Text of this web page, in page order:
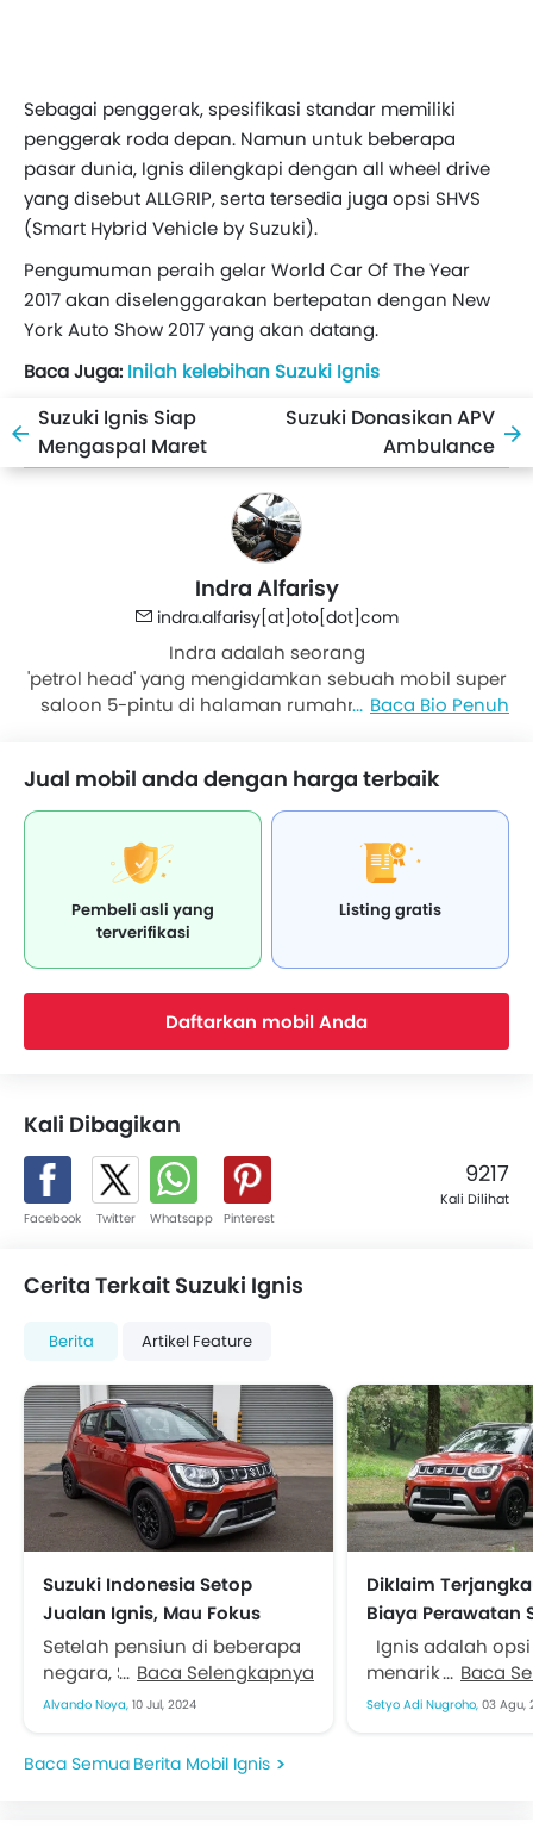
Sebagai penggerak, spesifikasi standar memiliki
penggerak roda depan. Namun untuk beberapa
pasar dunia, Ignis dilengkapi dengan all wheel drive
yang disebut ALLGRIP, serta tersedia juga opsi SHVS
(Smart Hybrid Vehicle by Suzuki).
Pengumuman peraih gelar World Car Of The Year
2017 akan diselenggarakan bertepatan dengan New
York Auto Show 2017 yang akan datang.
Baca Juga: Inilah kelebihan Suzuki Ignis
Suzuki Ignis Siap
Mengaspal Maret
Depan
Suzuki Donasikan APV
Ambulance
Indra Alfarisy
indra.alfarisy[at]oto[dot]com
Indra adalah seorang
'petrol head' yang mengidamkan sebuah mobil super
saloon 5-pintu di halaman rumahnya, bersanding
(remote control). Ia paling benci menonton tayangan
infotainment, meski doyan mencari gosip-gosip
Baca Bio Penuh
Jual mobil anda dengan harga terbaik
Pembeli asli yang
terverifikasi
Listing gratis
Daftarkan mobil Anda
Kali Dibagikan
Facebook Twitter Whatsapp Pinterest
9217
Kali Dilihat
Cerita Terkait Suzuki Ignis
Berita Artikel Feature
Suzuki Indonesia Setop
Jualan Ignis, Mau Fokus
Elektrifikasi
Setelah pensiun di beberapa
negara, Suzuki Ignis di
Indonesia juga ikut
mengumumkan penghentian
penjualan Ignis, yang
Baca Selengkapnya
Alvando Noya, 10 Jul, 2024
Diklaim
Biaya Perawatan
Ignis adalah
menarik yang
Suzuki Indonesia.
Baca
Setyo Adi Nugroho, 03 Agu,
Berita Mobil Ignis